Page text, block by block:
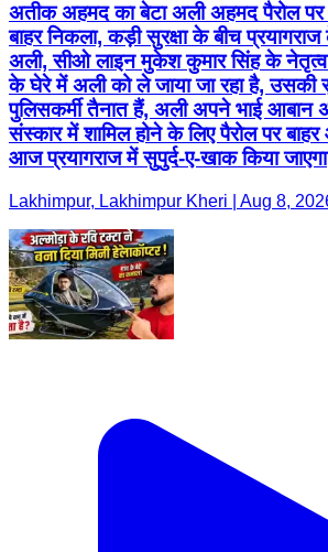
अतीक अहमद का बेटा अली अहमद पैरोल
बाहर निकला, कड़ी सुरक्षा के बीच
अली, सीओ लाइन मुकेश कुमार सिंह के नेतृत्व
के घेरे में अली को ले जाया जा रहा है, उसकी
पुलिसकर्मी तैनात हैं, अली अपने भाई
संस्कार में शामिल होने के लिए पैरोल पर
आज प्रयागराज में सुपुर्द-ए-खाक किया जाएगा
Lakhimpur, Lakhimpur Kheri | Aug 8,